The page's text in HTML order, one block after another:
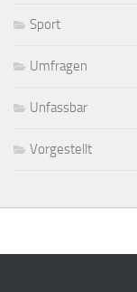
Sport
Umfragen
Unfassbar
Vorgestellt